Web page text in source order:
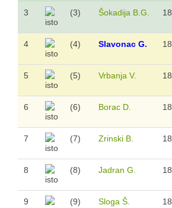
3 (3) Šokadija B.G. 18
4 (4) Slavonac G. 18
5 (5) Vrbanja V. 18
6 (6) Borac D. 18
7 (7) Zrinski B. 18
8 (8) Jadran G. 18
9 (9) Sloga Š. 18